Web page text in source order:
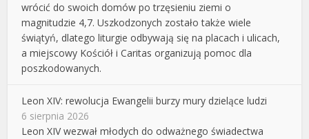
wrócić do swoich domów po trzęsieniu ziemi o
magnitudzie 4,7. Uszkodzonych zostało także wiele
świątyń, dlatego liturgie odbywają się na placach i ulicach,
a miejscowy Kościół i Caritas organizują pomoc dla
poszkodowanych.
Leon XIV: rewolucja Ewangelii burzy mury dzielące ludzi
6 sierpnia 2026
Leon XIV wezwał młodych do odważnego świadectwa